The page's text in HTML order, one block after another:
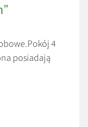
4
posiadają
Każdy pokój
gości.
do 10:00 Do
Kuchnia